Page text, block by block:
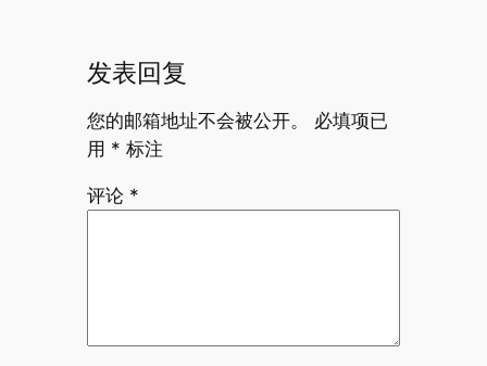
发表回复
您的邮箱地址不会被公开。
必填项已
用 * 标注
评论 *